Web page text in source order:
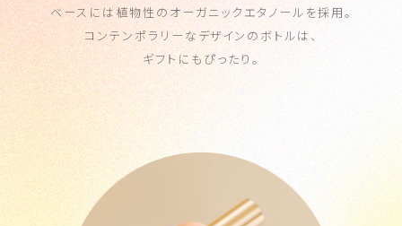
ベースには植物性のオーガニックエタノールを採用。
コンテンポラリーなデザインのボトルは、
ギフトにもぴったり。